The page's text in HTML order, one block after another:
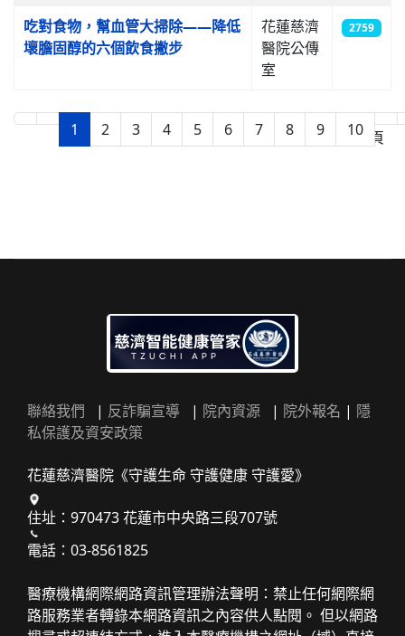
吃對食物，幫血管大掃除——降低
壞膽固醇的六個飲食撇步
花蓮慈濟
醫院公傳
室
2759
第 1 頁，共 22 頁
1 2 3 4 5 6 7 8 9 10
聯絡我們 | 反詐騙宣導 | 院內資源 | 院外報名 | 隱
私保護及資安政策
花蓮慈濟醫院《守護生命 守護健康 守護愛》
住址：970473 花蓮市中央路三段707號
電話：03-8561825
醫療機構網際網路資訊管理辦法聲明：禁止任何網際網
路服務業者轉錄本網路資訊之內容供人點閱。 但以網路